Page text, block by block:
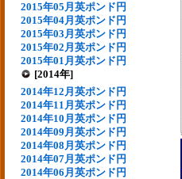
2015年05月英ポンド円
2015年04月英ポンド円
2015年03月英ポンド円
2015年02月英ポンド円
2015年01月英ポンド円
[2014年]
2014年12月英ポンド円
2014年11月英ポンド円
2014年10月英ポンド円
2014年09月英ポンド円
2014年08月英ポンド円
2014年07月英ポンド円
2014年06月英ポンド円